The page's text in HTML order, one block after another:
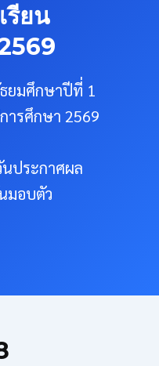
รียน
ยมศึกษาปีที่ 1
รศึกษา 2569
ประกาศผล
มอบตัว